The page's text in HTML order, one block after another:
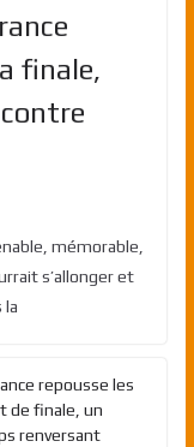
finale,
mémorable,
s’allonger et
la
repousse les
de finale, un
renversant